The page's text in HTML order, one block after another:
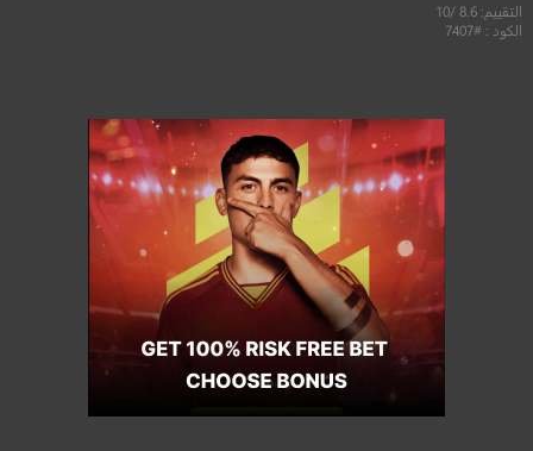
التقييم: 8.6 /10
الكود : #7407